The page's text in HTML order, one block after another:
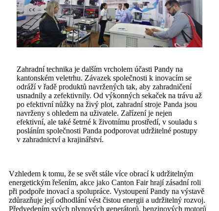
Zahradní technika je dalším vrcholem účasti Pandy na
kantonském veletrhu. Závazek společnosti k inovacím se
odráží v řadě produktů navržených tak, aby zahradničení
usnadnily a zefektivnily. Od výkonných sekaček na trávu až
po efektivní nůžky na živý plot, zahradní stroje Panda jsou
navrženy s ohledem na uživatele. Zařízení je nejen
efektivní, ale také šetrné k životnímu prostředí, v souladu s
posláním společnosti Panda podporovat udržitelné postupy
v zahradnictví a krajinářství.
Vzhledem k tomu, že se svět stále více obrací k udržitelným
energetickým řešením, akce jako Canton Fair hrají zásadní roli
při podpoře inovací a spolupráce. Vystoupení Pandy na výstavě
zdůrazňuje její odhodlání vést čistou energii a udržitelný rozvoj.
Předvedením svých plynových generátorů, benzinových motorů